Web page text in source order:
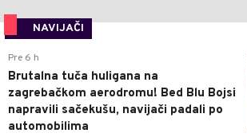
NAVIJAČI
Pre 6 h
Brutalna tuča huligana na
zagrebačkom aerodromu! Bed Blu Bojsi
napravili sačekušu, navijači padali po
automobilima